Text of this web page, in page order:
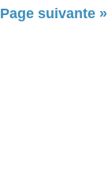
Page suivante »